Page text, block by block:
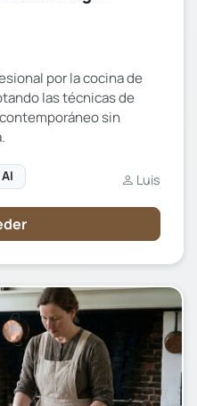
por la cocina de
las técnicas de
sin
Luis